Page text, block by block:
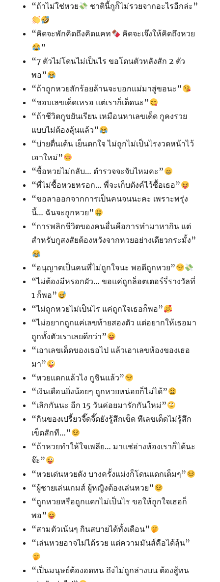
“ถ้าไม่ใช่หวย ชาตินี้กูก็ไม่รวยจากอะไรอีกล่ะ”
“คิดจะพักคิดถึงคิดแคท
คิดจะเจ๊งให้คิดถึงหวย
”
“7 ตัวไม่โดนไม่เป็นไร ขอโดนตัวหลังสัก 2 ตัว
พอ”
“ถ้าถูกหวยสักร้อยล้านจะบอกแม่มาสู่ขอนะ”
“ชอบเลขเด็ดเหรอ แต่เราก็เด็ดนะ”
“ถ้าชีวิตกูขยันเรียน เหมือนหาเลขเด็ด กูคงรวย
แบบไม่ต้องลุ้นแล้ว”
“บ่ายตื่นเต้น เย็นตกใจ ไม่ถูกไม่เป็นไรงวดหน้าไว้
เอาใหม่”
“ซื้อหวยไม่กลับ… ตำรวจจะจับไหมคะ”
“พี่ไม่ซื้อหวยหรอก… พี่จะเก็บตังค์ไว้ซื้อเธอ”
“ขอลาออกจากการเป็นคนจนนะคะ เพราะพรุ่ง
นี้… ฉันจะถูกหวย”
“การพลิกชีวิตของคนอื่นคือการทำมาหากิน แต่
สำหรับกูสงสัยต้องหวังจากหวยอย่างเดียวกระมั้ง”
“อนุญาตเป็นคนที่ไม่ถูกใจนะ พอดีถูกหวย”
“ไม่ต้องมีหรอกผัว… ขอแค่ถูกล็อตเตอร์รี่รางวัลที่
1 ก็พอ”
“ไม่ถูกหวยไม่เป็นไร แค่ถูกใจเธอก็พอ”
“ไม่อยากถูกแค่เลขท้ายสองตัว แต่อยากให้เธอมา
ถูกทั้งตัวเราเลยดีกว่า”
“เอาเลขเด็ดของเธอไป แล้วเอาเลขห้องของเธอ
มา”
“หวยแดกแล้วไง กูชินแล้ว”
“เงินเดือนยิ่งน้อยๆ ถูกหวยหน่อยก็ไม่ได้”
“เลิกกันนะ อีก 15 วันค่อยมารักกันใหม่”
“กินของเปรี้ยวจี๊ดจี๊ดยังรู้สึกเข็ด ทีเลขเด็ดไม่รู้สึก
เข็ดสักที…”
“ถ้าหวยทำให้ใจเพลีย… มาแช่อ่างห้องเราก็ได้นะ
จ๊ะ”
“หวยเด่นหวยดัง บางครั้งแม่งก็โดนแดกเต็มๆ”
“ผู้ชายเล่นเกมส์ ผู้หญิงต้องเล่นหวย”
“ถูกหวยหรือถูกแดกไม่เป็นไร ขอให้ถูกใจเธอก็
พอ”
“สามตัวเน้นๆ กินสบายได้ทั้งเดือน”
“เล่นหวยอาจไม่ได้รวย แต่ความมันส์คือได้ลุ้น”
“เป็นมนุษย์ต้องอดทน ถึงไม่ถูกล่างบน ต้องสู้ทน